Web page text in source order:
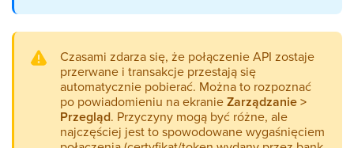
Czasami zdarza się, że połączenie API zostaje
przerwane i transakcje przestają się
automatycznie pobierać. Można to rozpoznać
po powiadomieniu na ekranieZarządzanie >
Przegląd. Przyczyny mogą być różne, ale
najczęściej jest to spowodowane wygaśnięciem